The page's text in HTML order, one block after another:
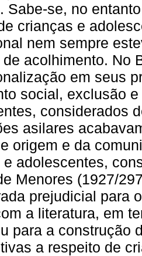
Sabe-se, no
crianças e
nem sempre
acolhimento. No
em seus
social, exclusão
considerados
asilares
origem e da
e adolescentes,
Menores (1927/
prejudicial para
a literatura, em
para a construção
a respeito de